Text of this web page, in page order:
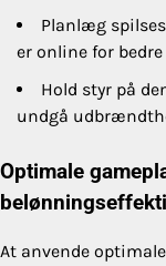
Planlæg
er online for
Hold styr på
undgå
Optimale
At anvende